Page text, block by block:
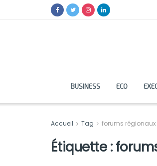
BUSINESS ECO
Accueil Tag forums régionaux
Étiquette :